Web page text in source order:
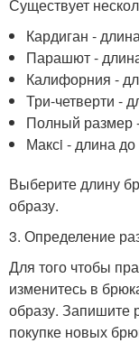
Существует
Кардиган -
Парашют -
Калифорния -
Три-четверти -
Полный размер
Максi - длина до
Выберите длину
образу.
3. Определение
Для того чтобы
изменитесь в
образу. Запишите
покупке новых